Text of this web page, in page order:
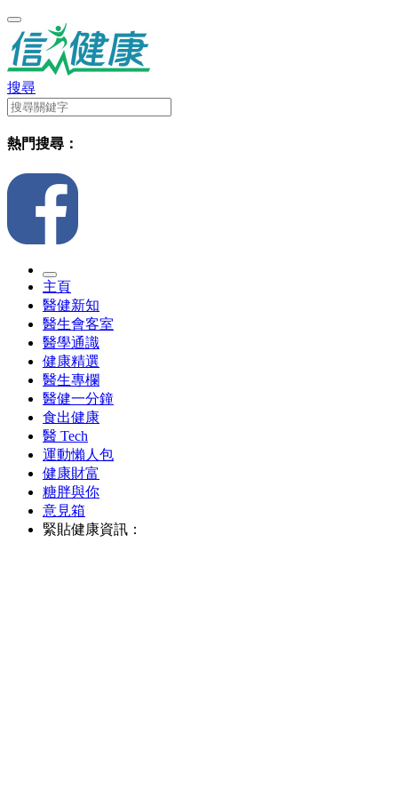
搜尋
熱門搜尋：
主頁
醫健新知
醫生會客室
醫學通識
健康精選
醫生專欄
醫健一分鐘
食出健康
醫 Tech
運動懶人包
健康財富
糖胖與你
意見箱
緊貼健康資訊：